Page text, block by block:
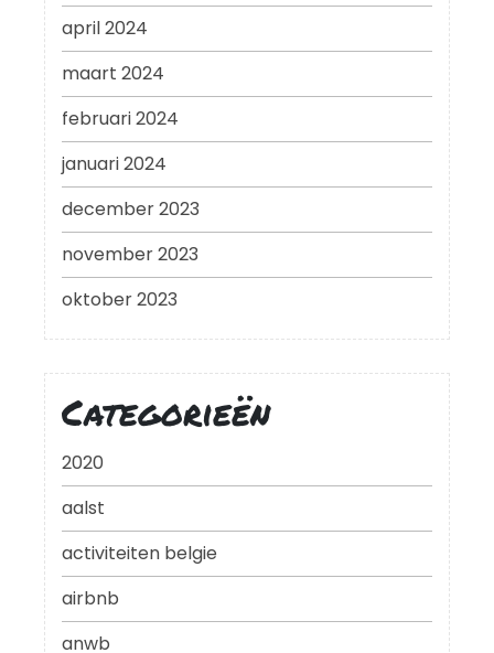
april 2024
maart 2024
februari 2024
januari 2024
december 2023
november 2023
oktober 2023
Categorieën
2020
aalst
activiteiten belgie
airbnb
anwb